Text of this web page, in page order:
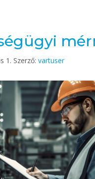
1. Szerző: vartuser